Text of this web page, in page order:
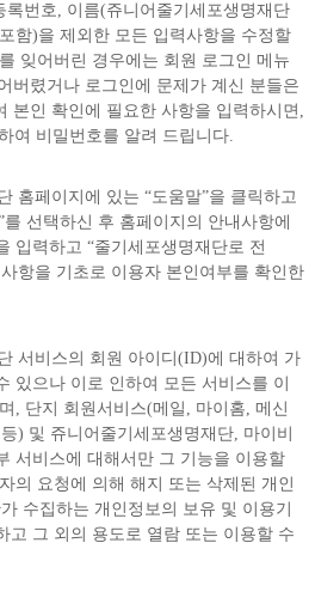
번호, 이름(쥬니어줄기세포생명재단
함)을 제외한 모든 입력사항을 수정할
잊어버린 경우에는 회원 로그인 메뉴
버렸거나 로그인에 문제가 계신 분들은
본인 확인에 필요한 사항을 입력하시면,
여 비밀번호를 알려 드립니다.
홈페이지에 있는 “도움말”을 클릭하고
선택하신 후 홈페이지의 안내사항에
입력하고 “줄기세포생명재단로 전
항을 기초로 이용자 본인여부를 확인한
서비스의 회원 아이디(ID)에 대하여 가
있으나 이로 인하여 모든 서비스를 이
, 단지 회원서비스(메일, 마이홈, 메신
) 및 쥬니어줄기세포생명재단, 마이비
서비스에 대해서만 그 기능을 이용할
의 요청에 의해 해지 또는 삭제된 개인
수집하는 개인정보의 보유 및 이용기
고 그 외의 용도로 열람 또는 이용할 수